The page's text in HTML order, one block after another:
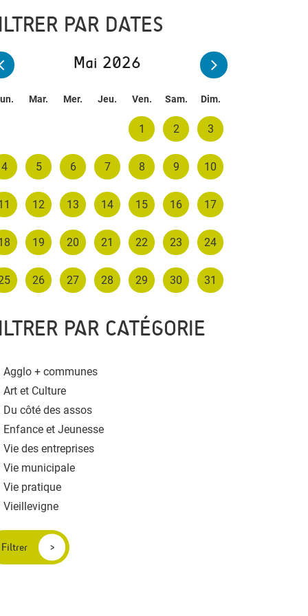
PAR DATES
Mai 2026
Mar. Mer. Jeu. Ven. Sam. Dim.
1 2 3
4 5 6 7 8 9 10
12 13 14 15 16 17
19 20 21 22 23 24
26 27 28 29 30 31
PAR CATÉGORIE
Agglo + communes
Art et Culture
Du côté des assos
Enfance et Jeunesse
Vie des entreprises
Vie municipale
Vie pratique
Vieillevigne
Filtrer